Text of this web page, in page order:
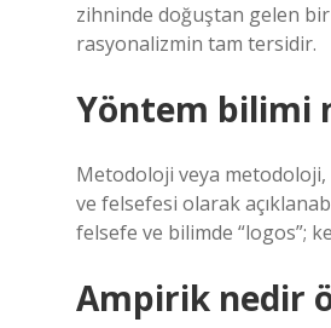
zihninde doğuştan gelen
rasyonalizmin tam tersidir.
Yöntem bilimi
Metodoloji veya
ve felsefesi olarak
felsefe ve bilimde “logos”;
Ampirik nedir